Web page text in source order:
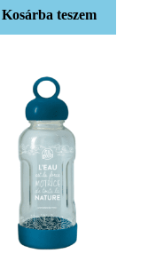
Kosárba teszem